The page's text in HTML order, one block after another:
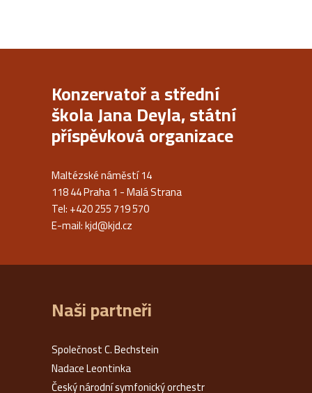
Konzervatoř a střední
škola Jana Deyla, státní
příspěvková organizace
Maltézské náměstí 14
118 44 Praha 1 - Malá Strana
Tel: +420 255 719 570
E-mail:kjd@kjd.cz
Naši partneři
Společnost C. Bechstein
Nadace Leontinka
Český národní symfonický orchestr